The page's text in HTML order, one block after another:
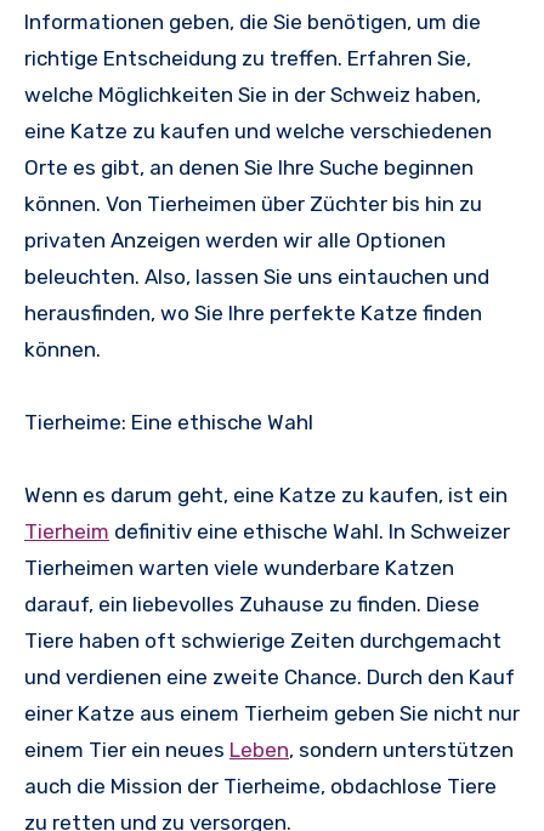
Informationen geben, die Sie benötigen, um die
richtige Entscheidung zu treffen. Erfahren Sie,
welche Möglichkeiten Sie in der Schweiz haben,
eine Katze zu kaufen und welche verschiedenen
Orte es gibt, an denen Sie Ihre Suche beginnen
können. Von Tierheimen über Züchter bis hin zu
privaten Anzeigen werden wir alle Optionen
beleuchten. Also, lassen Sie uns eintauchen und
herausfinden, wo Sie Ihre perfekte Katze finden
können.
Tierheime: Eine ethische Wahl
Wenn es darum geht, eine Katze zu kaufen, ist ein
Tierheim definitiv eine ethische Wahl. In Schweizer
Tierheimen warten viele wunderbare Katzen
darauf, ein liebevolles Zuhause zu finden. Diese
Tiere haben oft schwierige Zeiten durchgemacht
und verdienen eine zweite Chance. Durch den Kauf
einer Katze aus einem Tierheim geben Sie nicht nur
einem Tier ein neues Leben, sondern unterstützen
auch die Mission der Tierheime, obdachlose Tiere
zu retten und zu versorgen.